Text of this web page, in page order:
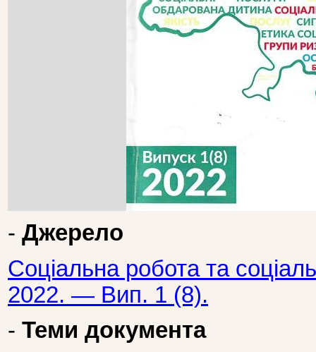
- Джерело
Соціальна робота та
2022. — Вип. 1 (8).
- Теми документа